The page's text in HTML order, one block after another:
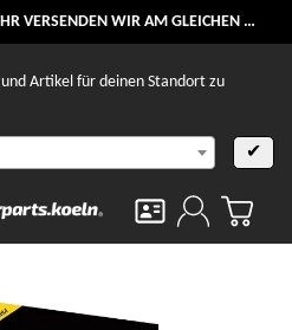
€ WIR AM GLEICHEN WERKTAG
Artikel für deinen Standort zu
✔